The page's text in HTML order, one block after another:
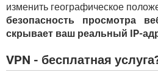
изменить географическое
безопасность просмотра
скрывает ваш реальный IP-
VPN - бесплатная